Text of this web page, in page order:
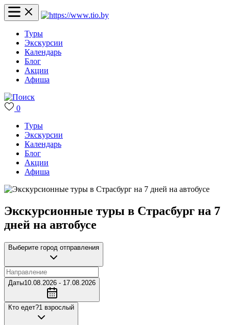
Туры
Экскурсии
Календарь
Блог
Акции
Афиша
0
Туры
Экскурсии
Календарь
Блог
Акции
Афиша
Экскурсионные туры в Страсбург на 7
дней на автобусе
Выберите город отправления
Даты10.08.2026 - 17.08.2026
Кто едет?1 взрослый